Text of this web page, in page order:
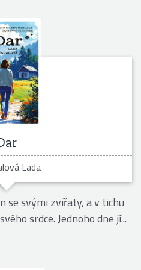
Lada
se svými zvířaty, a v tichu
srdce. Jednoho dne jí...